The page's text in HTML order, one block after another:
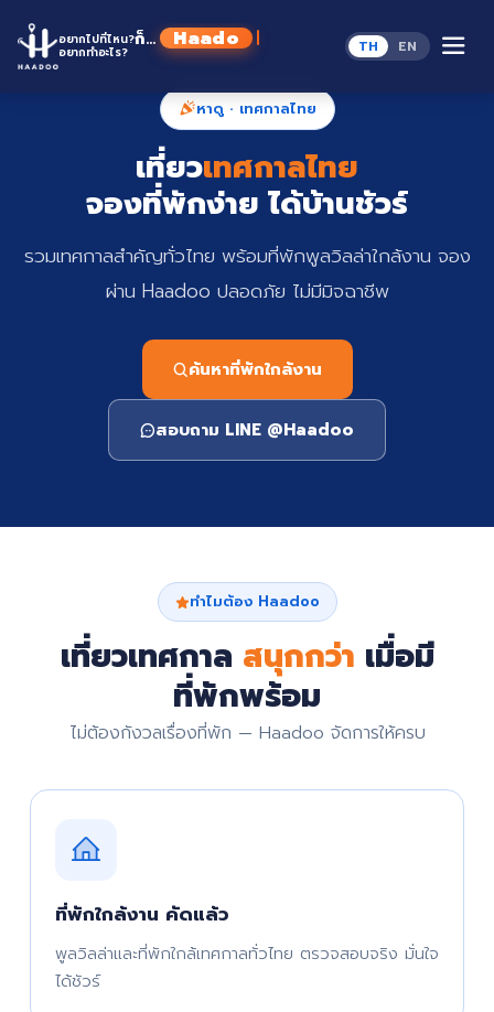
content
อยากไปที่ไหน?
อยากทำอะไร?
ก็... Haadoo
อ่านว่า หาดู
TH EN
หาดู · เทศกาลไทย
เที่ยวเทศกาลไทย
จองที่พักง่าย ได้บ้านชัวร์
รวมเทศกาลสำคัญทั่วไทย พร้อมที่พักพูลวิลล่าใกล้งาน จอง
ผ่าน Haadoo ปลอดภัย ไม่มีมิจฉาชีพ
ค้นหาที่พักใกล้งาน
สอบถาม LINE @Haadoo
ทำไมต้อง Haadoo
เที่ยวเทศกาล สนุกกว่า เมื่อมี
ที่พักพร้อม
ไม่ต้องกังวลเรื่องที่พัก — Haadoo จัดการให้ครบ
ที่พักใกล้งาน คัดแล้ว
พูลวิลล่าและที่พักใกล้เทศกาลทั่วไทย ตรวจสอบจริง มั่นใจ
ได้ชัวร์